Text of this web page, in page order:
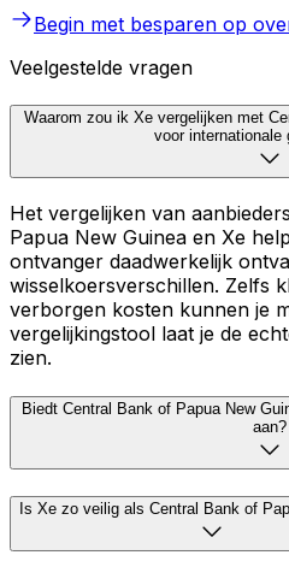
Begin met besparen op
Veelgestelde vragen
Waarom zou ik Xe vergelijken met
voor internationale
Het vergelijken van
Papua New Guinea en Xe
ontvanger daadwerkelijk
wisselkoersverschillen. Zelfs
verborgen kosten kunnen je
vergelijkingstool laat je de
zien.
Biedt Central Bank of Papua New
aan?
Is Xe zo veilig als Central Bank of